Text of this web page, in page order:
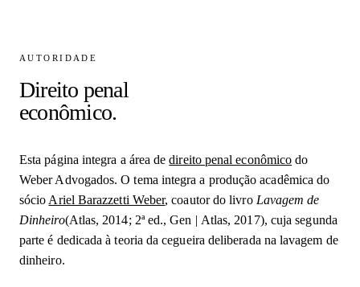
AUTORIDADE
Direito penal
econômico.
Esta página integra a área de direito penal econômico do
Weber Advogados. O tema integra a produção acadêmica do
sócio Ariel Barazzetti Weber, coautor do livro Lavagem de
Dinheiro(Atlas, 2014; 2ª ed., Gen | Atlas, 2017), cuja segunda
parte é dedicada à teoria da cegueira deliberada na lavagem de
dinheiro.